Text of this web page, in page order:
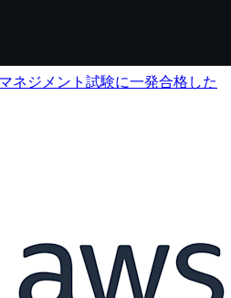
ネジメント試験に一発合格した